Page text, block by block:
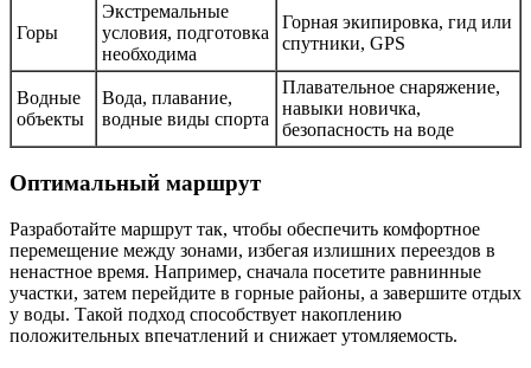
Горы
Экстремальные
условия, подготовка
необходима
Горная экипировка, гид или
спутники, GPS
Водные
объекты
Вода, плавание,
водные виды спорта
Плавательное снаряжение,
навыки новичка,
безопасность на воде
Оптимальный маршрут
Разработайте маршрут так, чтобы обеспечить комфортное
перемещение между зонами, избегая излишних переездов в
ненастное время. Например, сначала посетите равнинные
участки, затем перейдите в горные районы, а завершите отдых
у воды. Такой подход способствует накоплению
положительных впечатлений и снижает утомляемость.